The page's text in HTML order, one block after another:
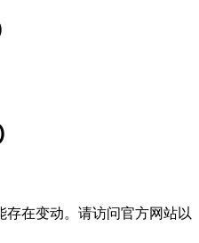
在变动。请访问官方网站以